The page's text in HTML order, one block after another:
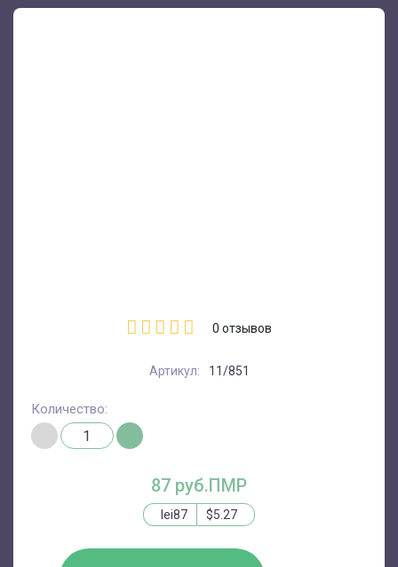
0 отзывов
Артикул: 11/851
87 руб.ПМР
lei87 $5.27
Количество: